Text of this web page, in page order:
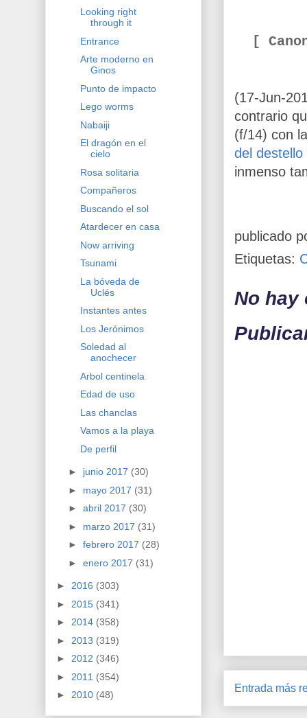
[
(17-Jun-
contrario
(f/14) con
del destello
inmenso
publicado
Etiquetas:
No hay
Entrada más
Looking right
through it
Entrance
Arte moderno en
Ginos
Punto de impacto
Lego worms
Nabaiji
El dragón en el
cielo
Rosa solitaria
Compañeros
Buscando el sol
Atardecer en casa
Now arriving
Tsunami
La bóveda de
Uclés
Instantes antes
Los Jerónimos
Soledad al
anochecer
Arbol centinela
Edad de uso
Las chanclas
Vamos a la playa
De perfil
► junio 2017 (30)
► mayo 2017 (31)
► abril 2017 (30)
► marzo 2017 (31)
► febrero 2017 (28)
► enero 2017 (31)
► 2016 (303)
► 2015 (341)
► 2014 (358)
► 2013 (319)
► 2012 (346)
► 2011 (354)
► 2010 (48)